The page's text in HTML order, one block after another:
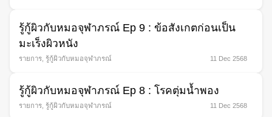
รู้กู้ผิวกับหมอจุฬาภรณ์ Ep 9 : ข้อสังเกตก่อนเป็น
มะเร็งผิวหนัง
รายการ รู้กู้ผิวกับหมอจุฬาภรณ์ 11 Dec 2568
รู้กู้ผิวกับหมอจุฬาภรณ์ Ep 8 : โรคตุ่มนํ้าพอง
รายการ รู้กู้ผิวกับหมอจุฬาภรณ์ 11 Dec 2568